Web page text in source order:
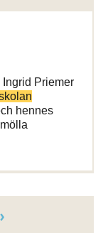
Priemer
hennes